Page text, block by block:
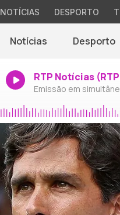
NOTÍCIAS DESPORTO
Notícias Desporto
RTP Notícias
Emissão em